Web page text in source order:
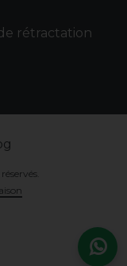
rétractation